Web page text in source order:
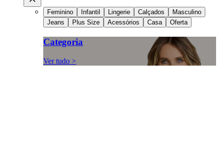
Feminino Infantil Lingerie Calçados
Masculino
Jeans
Plus Size Acessórios Casa Oferta
Categoria
Ver tudo >